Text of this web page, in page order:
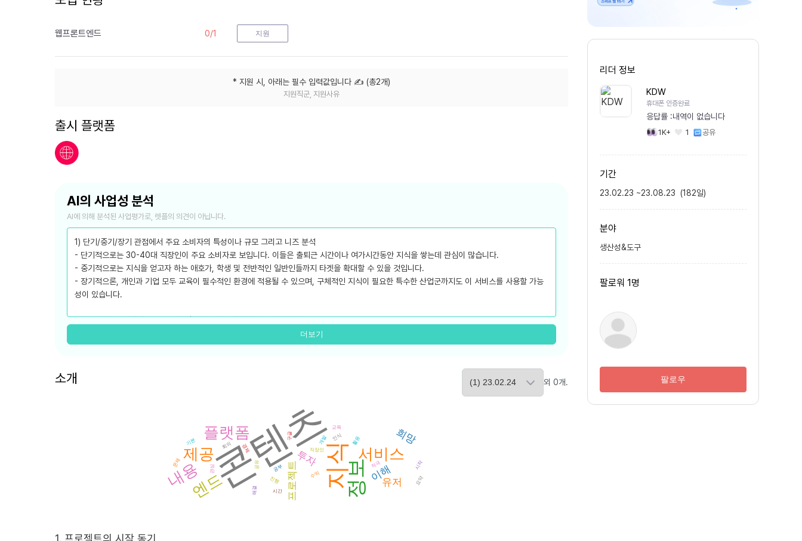
웹프론트엔드 0/1 지원
* 지원 시, 아래는 필수 입력값입니다 ✍️ (총2개)
지원직군, 지원사유
출시 플랫폼
AI의 사업성 분석
AI에 의해 분석된 사업평가로, 렛플의 의견이 아닙니다.
1) 단기/중기/장기 관점에서 주요 소비자의 특성이나 규모 그리고 니즈 분석
- 단기적으로는 30-40대 직장인이 주요 소비자로 보입니다. 이들은 출퇴근 시간이나 여가시간동안 지식을 쌓는데 관심이 많습니다.
- 중기적으로는 지식을 얻고자 하는 애호가, 학생 및 전반적인 일반인들까지 타겟을 확대할 수 있을 것입니다.
- 장기적으론, 개인과 기업 모두 교육이 필수적인 환경에 적용될 수 있으며, 구체적인 지식이 필요한 특수한 산업군까지도 이 서비스를 사용할 가능
성이 있습니다.
2) 현재 시장성과 향후 3년간 시장 추세, 그리고 예상 경쟁업체와 서비스
- 현재 온라인 교육과 지식 콘텐트 시장은 빠르게 성장하고 있습니다. 특히 코로나19로 인한 원격 교육 및 업무의 확대로 이러한 트렌드는 더욱 가속
화되고 있습니다.
- 경쟁사로는 네이버나 네이트등 기존 포털사이트와 큐레이션 앱, 또는 지식교류 플랫폼들을 들 수 있을 것입니다.
- 사용자의 학습환경에 맞는 콘텐츠 요약 제공
- MVP를 통한 사용자 측면에서의 실험과 반복적인 피드백
4) 출시플랫폼 우선순위와 그 이유
- 모바일을 우선으로하는 것이 좋을 것이며, 그 이유는 30-40대 주 타겟층이 모바일을 통해 정보를 얻는 경향이 강하기 때문입니다. 데이타에 따르
면 이 연령층에서 스마트폰 이용률은 90% 이상으로 나타났습니다.
더보기
소개 외 0개.
콘텐츠지식정보
내용엔드
서비스
제공
플랫폼
프로젝트
투자
이해유저
희망
시작
경제
개발
공유
교육
직장인
시간
활용
기본
수익
공부
요약
회의
진행
구글
관심
문제
인식
해결
적극
1. 프로젝트의 시작 동기
리더 정보
KDW
휴대폰 인증완료
응답률 :내역이 없습니다
1K+ 1 공유
기간
23.02.23 ~23.08.23 (182일)
분야
생산성&도구
팔로워 1명
팔로우